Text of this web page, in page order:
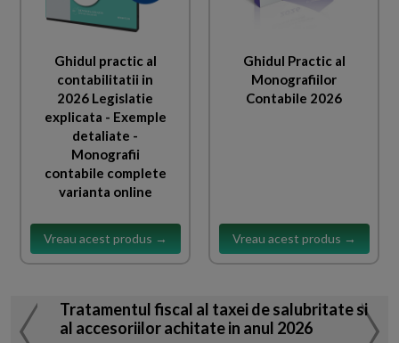
Ghidul practic al
contabilitatii in
2026 Legislatie
explicata - Exemple
detaliate -
Monografii
contabile complete
varianta online
Vreau acest produs →
Ghidul Practic al
Monografiilor
Contabile 2026
Vreau acest produs →
Tratamentul fiscal al taxei de salubritate si
al accesoriilor achitate in anul 2026